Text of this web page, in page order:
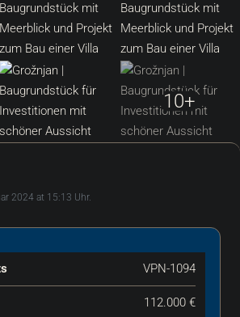
10+
2024 at 15:13 Uhr.
VPN-1094
112.000 €